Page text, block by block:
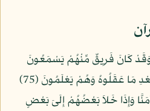
كَانَ فَرِيقٌ مِّنْهُمْ يَسْمَعُونَ
كَلاَمَ اللّهِ ثُمَّ يُحَرِّفُونَهُ مِن بَعْدِ مَا عَقَلُوهُ وَهُمْ يَعْلَمُونَ (75)
آمَنَّا وَإِذَا خَلاَ بَعْضُهُمْ إِلَىَ بَعْضٍ